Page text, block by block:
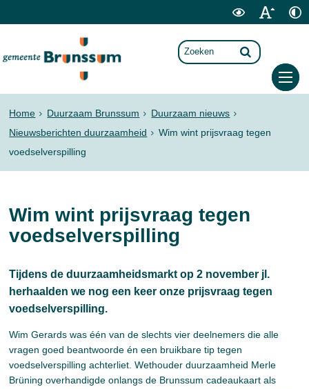
Home Duurzaam Brunssum
Duurzaam nieuws
Nieuwsberichten duurzaamheid
Wim wint prijsvraag tegen
voedselverspilling
Wim wint prijsvraag tegen
voedselverspilling
Tijdens de duurzaamheidsmarkt op 2 november jl.
herhaalden we nog een keer onze prijsvraag tegen
voedselverspilling.
Wim Gerards was één van de slechts vier deelnemers die alle
vragen goed beantwoorde én een bruikbare tip tegen
voedselverspilling achterliet. Wethouder duurzaamheid Merle
Brüning overhandigde onlangs de Brunssum cadeaukaart als